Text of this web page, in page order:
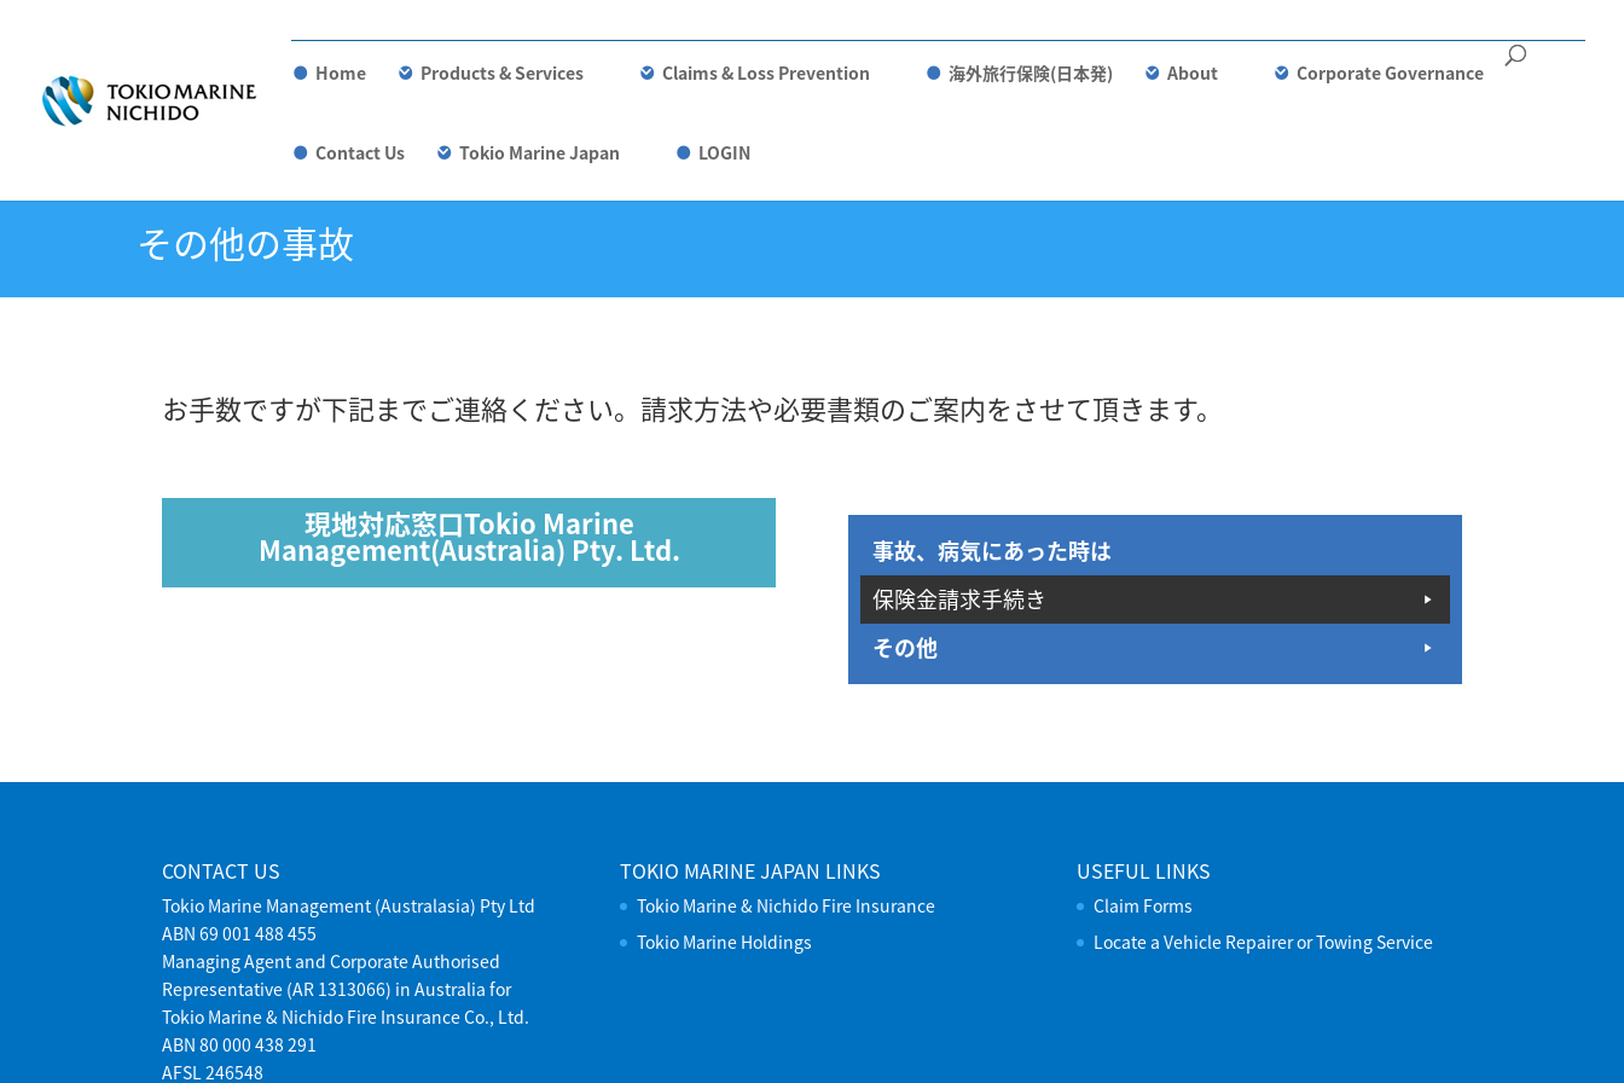
Home Products & Services Claims & Loss Prevention 海外旅行保険(日本発) About Corporate Governance
Contact Us Tokio Marine Japan LOGIN
その他の事故
お手数ですが下記までご連絡ください。請求方法や必要書類のご案内をさせて頂きます。
現地対応窓口Tokio Marine
Management(Australia) Pty. Ltd.
事故、病気にあった時は
保険金請求手続き
その他
CONTACT US
Tokio Marine Management (Australasia) Pty Ltd
ABN 69 001 488 455
Managing Agent and Corporate Authorised
Representative (AR 1313066) in Australia for
Tokio Marine & Nichido Fire Insurance Co., Ltd.
ABN 80 000 438 291
AFSL 246548
TOKIO MARINE JAPAN LINKS
Tokio Marine & Nichido Fire Insurance
Tokio Marine Holdings
USEFUL LINKS
Claim Forms
Locate a Vehicle Repairer or Towing Service